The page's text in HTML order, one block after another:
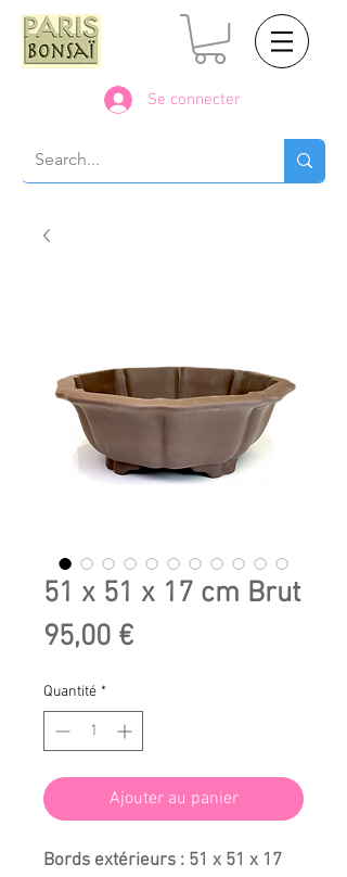
Se connecter
51 x 51 x 17 cm Brut
95,00 €Prix
Quantité *
Ajouter au panier
Bords extérieurs : 51 x 51 x 17